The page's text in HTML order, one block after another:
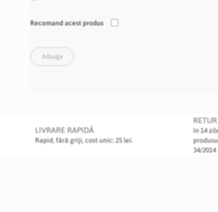
Recomand acest produs
Adauga
LIVRARE RAPIDĂ
Rapid, fără griji, cost unic: 25 lei.
în 14
34/2014